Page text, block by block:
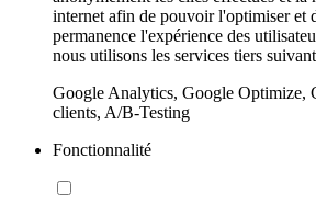
internet afin de pouvoir l'optimiser et
permanence l'expérience des
nous utilisons les services tiers
Google Analytics, Google Optimize,
clients, A/B-Testing
Fonctionnalité